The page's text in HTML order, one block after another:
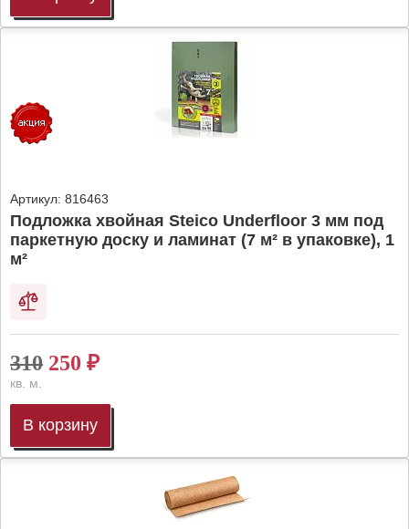
Артикул: 816463
Подложка хвойная Steico Underfloor 3 мм под
паркетную доску и ламинат (7 м² в упаковке), 1
м²
310 250 ₽
кв. м.
В корзину